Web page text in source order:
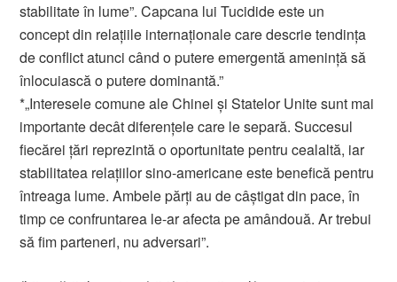
stabilitate în lume”. Capcana lui Tucidide este un
concept din relațiile internaționale care descrie tendința
de conflict atunci când o putere emergentă amenință să
înlocuiască o putere dominantă.”
*„Interesele comune ale Chinei și Statelor Unite sunt mai
importante decât diferențele care le separă. Succesul
fiecărei țări reprezintă o oportunitate pentru cealaltă, iar
stabilitatea relațiilor sino-americane este benefică pentru
întreaga lume. Ambele părți au de câștigat din pace, în
timp ce confruntarea le-ar afecta pe amândouă. Ar trebui
să fim parteneri, nu adversari”.